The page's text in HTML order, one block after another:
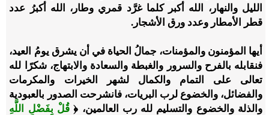
الليل والنهار، الله أكبر كلما غرَّد قمري وطار، الله أكبرُ عدد
قطر الأمطار وعدد ورق الأشجار.
أيها المؤمنون والمؤمنات، جمالُ الحياة في أن يشرق يومُ العيد،
فنقابله بالفرح والسرور والغبطة والسعادة والابتهاج، شكرًا لله
تعالى على التمام والكمال لشهر الخيرات والمكرمات
والفضائل، والخضوع لرب البريات، فانشرحت الصدور بالعبودية
والذلة والخضوع والتسليم لله رب العالمين، ﴿ قُلْ بِفَضْلِ اللَّهِ